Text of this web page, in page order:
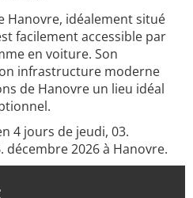
Hanovre, idéalement situé
facilement accessible par
en voiture. Son
infrastructure moderne
de Hanovre un lieu idéal
4 jours de jeudi, 03.
décembre 2026 à Hanovre.